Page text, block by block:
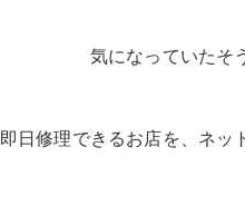
気になっていたそ
即日修理できるお店を、ネッ